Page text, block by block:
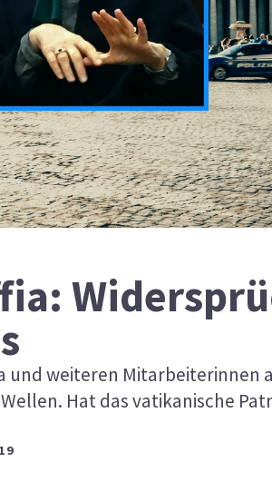
und weiteren Mitarbeiterinnen
Hat das vatikanische